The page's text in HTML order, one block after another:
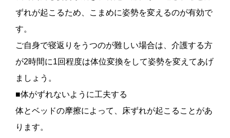
ずれが起こるため、こまめに姿勢を変えるのが有効で
す。
ご自身で寝返りをうつのが難しい場合は、介護する方
が2時間に1回程度は体位変換をして姿勢を変えてあげ
ましょう。
■体がずれないように工夫する
体とベッドの摩擦によって、床ずれが起こることがあ
ります。